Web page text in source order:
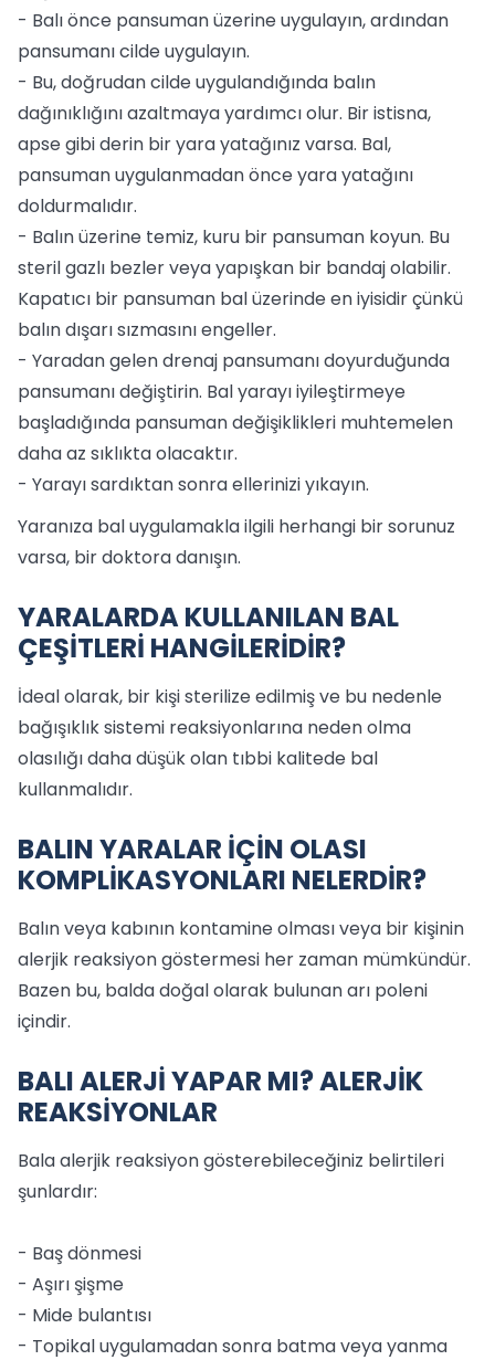
- Balı önce pansuman üzerine uygulayın, ardından
pansumanı cilde uygulayın.
- Bu, doğrudan cilde uygulandığında balın
dağınıklığını azaltmaya yardımcı olur. Bir istisna,
apse gibi derin bir yara yatağınız varsa. Bal,
pansuman uygulanmadan önce yara yatağını
doldurmalıdır.
- Balın üzerine temiz, kuru bir pansuman koyun. Bu
steril gazlı bezler veya yapışkan bir bandaj olabilir.
Kapatıcı bir pansuman bal üzerinde en iyisidir çünkü
balın dışarı sızmasını engeller.
- Yaradan gelen drenaj pansumanı doyurduğunda
pansumanı değiştirin. Bal yarayı iyileştirmeye
başladığında pansuman değişiklikleri muhtemelen
daha az sıklıkta olacaktır.
- Yarayı sardıktan sonra ellerinizi yıkayın.
Yaranıza bal uygulamakla ilgili herhangi bir sorunuz
varsa, bir doktora danışın.
YARALARDA KULLANILAN BAL
ÇEŞİTLERİ HANGİLERİDİR?
İdeal olarak, bir kişi sterilize edilmiş ve bu nedenle
bağışıklık sistemi reaksiyonlarına neden olma
olasılığı daha düşük olan tıbbi kalitede bal
kullanmalıdır.
BALIN YARALAR İÇİN OLASI
KOMPLİKASYONLARI NELERDİR?
Balın veya kabının kontamine olması veya bir kişinin
alerjik reaksiyon göstermesi her zaman mümkündür.
Bazen bu, balda doğal olarak bulunan arı poleni
içindir.
BALI ALERJİ YAPAR MI? ALERJİK
REAKSİYONLAR
Bala alerjik reaksiyon gösterebileceğiniz belirtileri
şunlardır:
- Baş dönmesi
- Aşırı şişme
- Mide bulantısı
- Topikal uygulamadan sonra batma veya yanma